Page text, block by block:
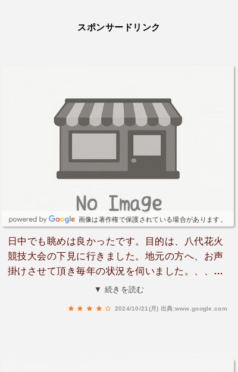
スポンサードリンク
画像は著作権で保護されている場合があります。
日中でも眺めは良かったです。目的は、八代花火
競技大会の下見に行きました。地元の方へ、お声
掛けさせて頂き毎年の状況を伺いました。、、、
が、さすがに混雑する事でした。ちなみにﾃｯﾍﾟﾝ、
▼ 続きを読む
2024/10/21(月) 出典:www.google.com